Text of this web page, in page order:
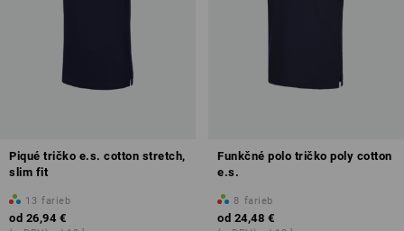
Piqué tričko e.s. cotton stretch,
slim fit
13 farieb
od 26,94 €
Funkčné polo tričko poly cotton
e.s.
8 farieb
od 24,48 €